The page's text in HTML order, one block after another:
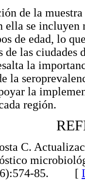
de la
se incluyen
de edad, lo
de las
la
la
la
región.
C.
85. [